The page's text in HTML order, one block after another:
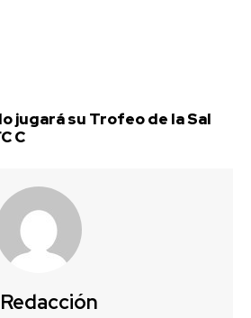
jugará su Trofeo de la Sal
C
Redacción